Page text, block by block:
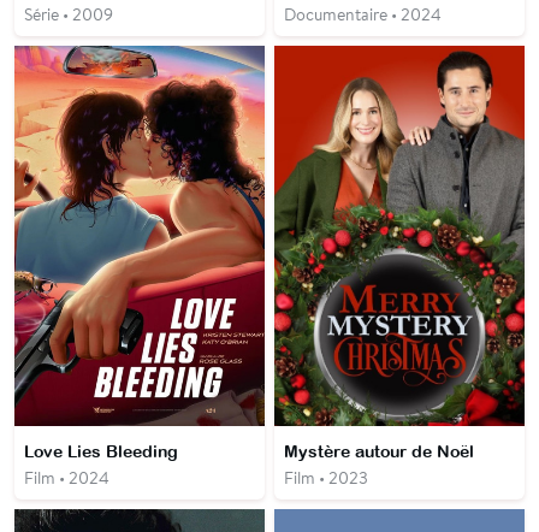
Série • 2009 Documentaire • 2024
Love Lies Bleeding
Film • 2024
Mystère autour de Noël
Film • 2023